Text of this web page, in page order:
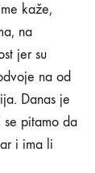
kaže,
na
jer su
na od
Danas je
pitamo da
i ima li